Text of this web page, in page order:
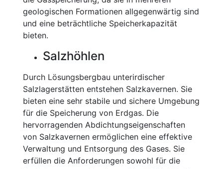
geologischen Formationen allgegenwärtig sind
und eine beträchtliche Speicherkapazität
bieten.
Salzhöhlen
Durch Lösungsbergbau unterirdischer
Salzlagerstätten entstehen Salzkavernen. Sie
bieten eine sehr stabile und sichere Umgebung
für die Speicherung von Erdgas. Die
hervorragenden Abdichtungseigenschaften
von Salzkavernen ermöglichen eine effektive
Verwaltung und Entsorgung des Gases. Sie
erfüllen die Anforderungen sowohl für die